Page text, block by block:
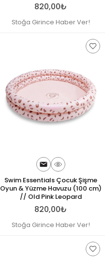
820,00₺
Stoğa Girince Haber Ver!
Swim Essentials Çocuk Şişme
Oyun & Yüzme Havuzu (100 cm)
// Old Pink Leopard
820,00₺
Stoğa Girince Haber Ver!